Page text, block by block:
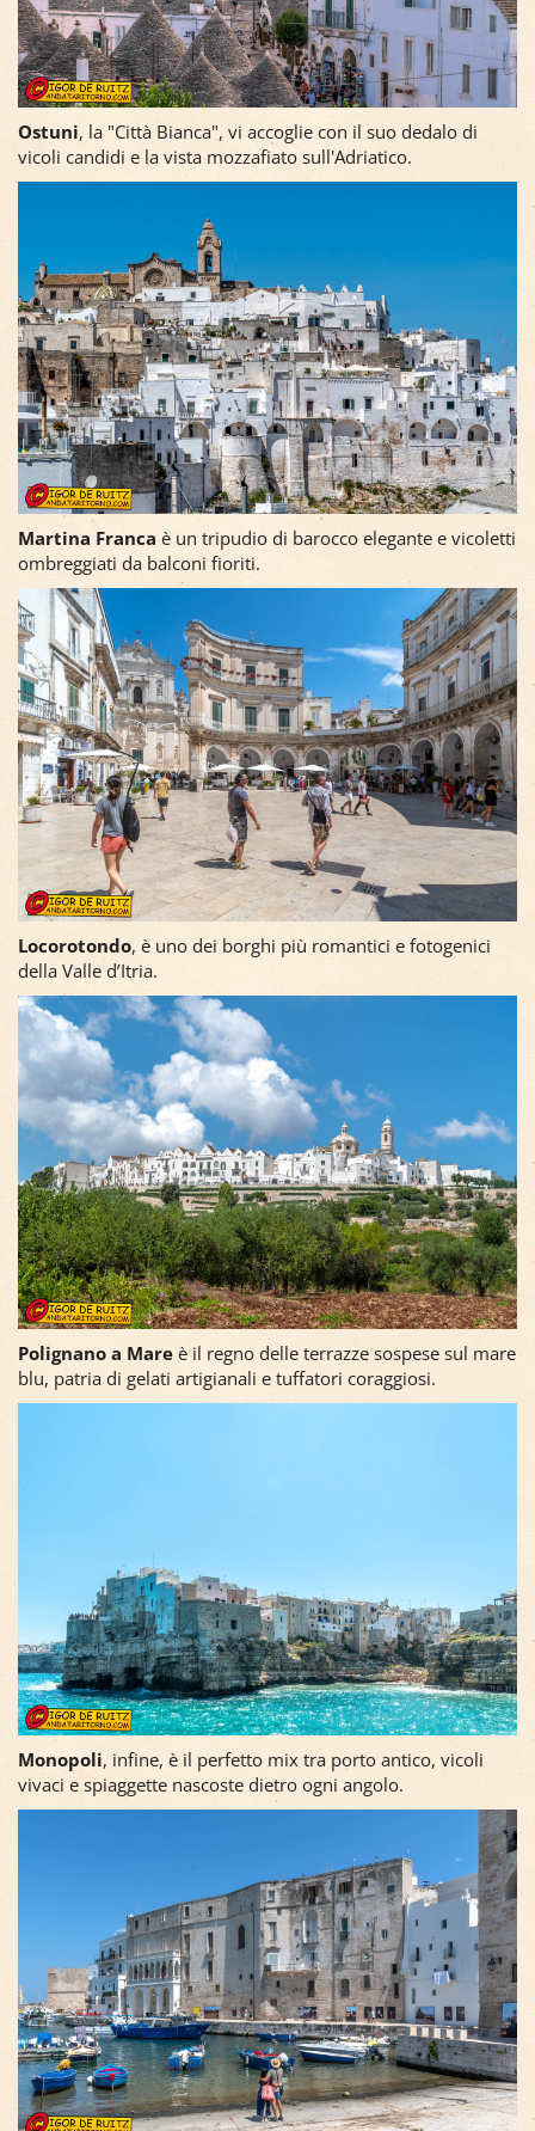
Ostuni, la "Città Bianca", vi accoglie con il suo dedalo di
vicoli candidi e la vista mozzafiato sull'Adriatico.
Martina Franca è un tripudio di barocco elegante e vicoletti
ombreggiati da balconi fioriti.
Locorotondo, è uno dei borghi più romantici e fotogenici
della Valle d’Itria.
Polignano a Mare è il regno delle terrazze sospese sul mare
blu, patria di gelati artigianali e tuffatori coraggiosi.
Monopoli, infine, è il perfetto mix tra porto antico, vicoli
vivaci e spiaggette nascoste dietro ogni angolo.